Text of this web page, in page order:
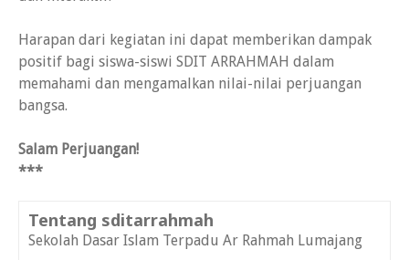
Harapan dari kegiatan ini dapat memberikan dampak
positif bagi siswa-siswi SDIT ARRAHMAH dalam
memahami dan mengamalkan nilai-nilai perjuangan
bangsa.
Salam Perjuangan!
***
Tentang sditarrahmah
Sekolah Dasar Islam Terpadu Ar Rahmah Lumajang